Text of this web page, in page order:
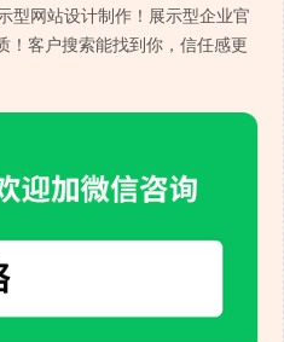
型网站设计制作！展示型企业官
！客户搜索能找到你，信任感更